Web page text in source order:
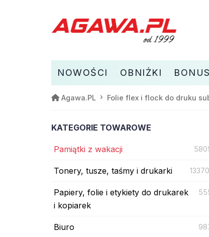
NOWOŚCI OBNIŻKI
Agawa.PL Folie flex i flock do druku
KATEGORIE TOWAROWE
Pamiątki z wakacji
Tonery, tusze, taśmy i drukarki
Papiery, folie i etykiety do drukarek
i kopiarek
Biuro